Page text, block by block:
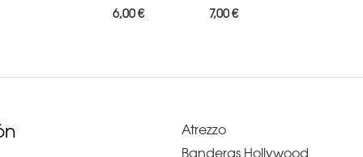
6,00€ 7,00€
Atrezzo
Banderas Hollywood